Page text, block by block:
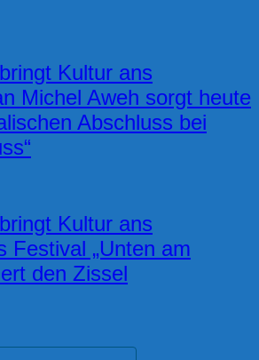
Kultur ans
Michel Aweh sorgt heute
Abschluss bei
Kultur ans
Festival „Unten am
den Zissel